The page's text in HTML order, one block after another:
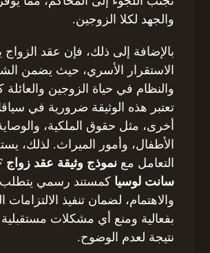
والجهد لكلا الزوجين.
بالإضافة إلى ذلك، فإن عقد
الاستقرار الأسري، حيث يضمن
والنظام في حياة الزوجين
تعتبر هذه الوثيقة ضرورية في
أخرى، مثل حقوق الملكية،
الأطفال، وأمور الميراث. لذلك،
التعامل مع
سانت لوسيا كمستند رسمي يتطلب
والاهتمام، لضمان تنفيذ الالتزامات
بفعالية ومنع أي مشكلات
نتيجة لعدم الوضوح.